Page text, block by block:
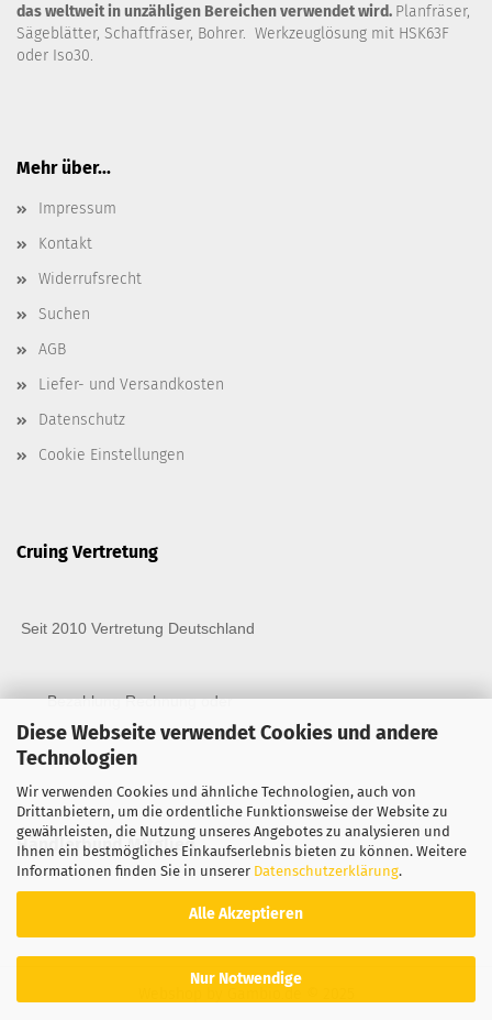
Diese Webseite verwendet Cookies und andere
Technologien
Wir verwenden Cookies und ähnliche Technologien, auch von
Drittanbietern, um die ordentliche Funktionsweise der Website zu
gewährleisten, die Nutzung unseres Angebotes zu analysieren und
Ihnen ein bestmögliches Einkaufserlebnis bieten zu können. Weitere
Informationen finden Sie in unserer Datenschutzerklärung.
Alle Akzeptieren
Nur Notwendige
das weltweit in unzähligen Bereichen verwendet wird. Planfräser,
Sägeblätter, Schaftfräser, Bohrer. Werkzeuglösung mit HSK63F
oder Iso30.
Mehr über...
Impressum
Kontakt
Widerrufsrecht
Suchen
AGB
Liefer- und Versandkosten
Datenschutz
Cookie Einstellungen
Cruing Vertretung
Seit 2010 Vertretung Deutschland
Bezahlung Rechnung oder
Händlerbund Mitglied